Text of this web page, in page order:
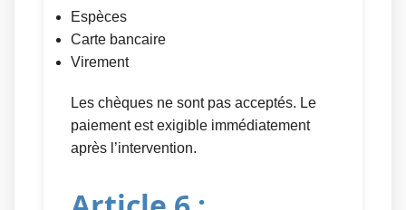
Espèces
Carte bancaire
Virement
Les chèques ne sont pas acceptés. Le
paiement est exigible immédiatement
après l’intervention.